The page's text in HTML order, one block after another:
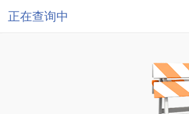
正在查询中